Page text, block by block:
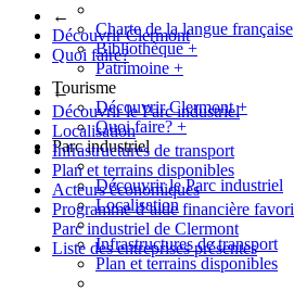
←
Découvrir Clermont
Quoi faire?
←
Découvrir le Parc industriel
Localisation
Infrastructures de transport
Plan et terrains disponibles
Acteurs économiques
Programme d’aide financière
Parc industriel de Clermont
Liste des entreprises présentes
Charte de la langue française
Bibliothèque+
Patrimoine +
Tourisme
Découvrir Clermont+
Quoi faire? +
Parc industriel
Découvrir le Parc industriel
Localisation
Infrastructures de transport
Plan et terrains disponibles